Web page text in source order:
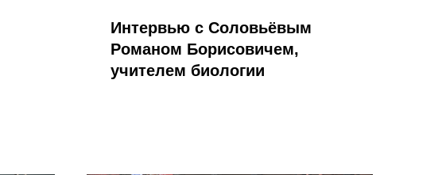
Интервью с Соловьёвым
Романом Борисовичем,
учителем биологии​